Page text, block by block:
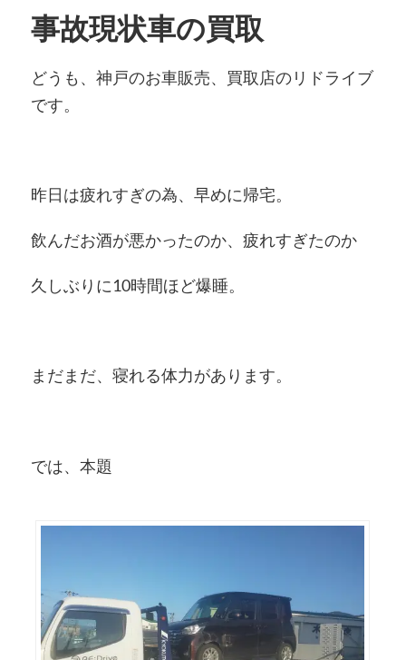
事故現状車の買取
どうも、神戸のお車販売、買取店のリドライブ
です。
昨日は疲れすぎの為、早めに帰宅。
飲んだお酒が悪かったのか、疲れすぎたのか
久しぶりに10時間ほど爆睡。
まだまだ、寝れる体力があります。
では、本題